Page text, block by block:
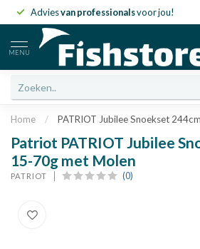
Adviesvan professionalsvoor jou!
MENU
Home / PATRIOT Jubilee Snoekset
Patriot PATRIOT Jubilee
15-70g met Molen
PATRIOT (0)